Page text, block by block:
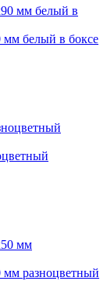
мм белый в боксе
мм разноцветный